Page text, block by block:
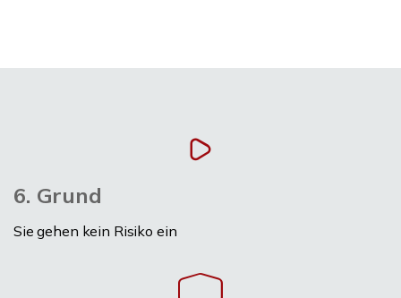
6. Grund
Sie gehen kein Risiko ein